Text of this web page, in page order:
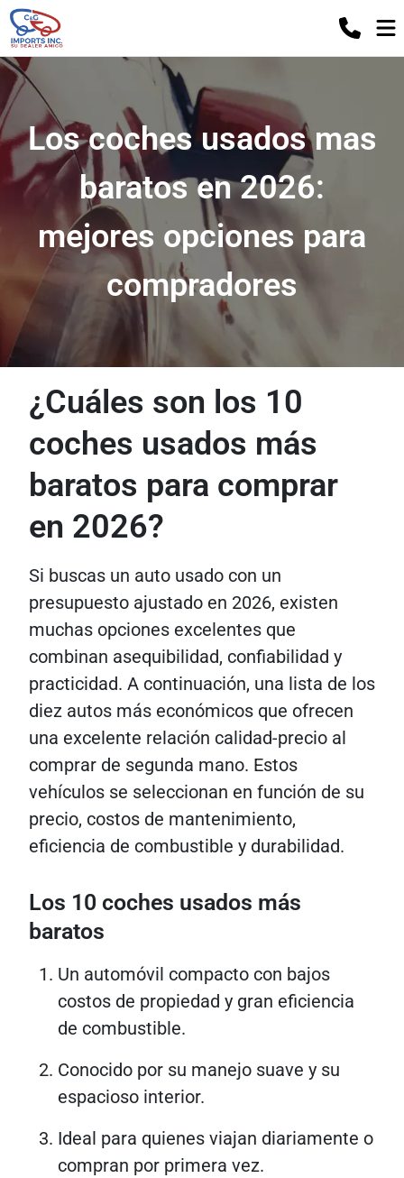
Los coches usados ​​mas
baratos en 2026:
mejores opciones para
compradores
¿Cuáles son los 10
coches usados ​​más
baratos para comprar
en 2026?
Si buscas un auto usado con un
presupuesto ajustado en 2026, existen
muchas opciones excelentes que
combinan asequibilidad, confiabilidad y
practicidad. A continuación, una lista de los
diez autos más económicos que ofrecen
una excelente relación calidad-precio al
comprar de segunda mano. Estos
vehículos se seleccionan en función de su
precio, costos de mantenimiento,
eficiencia de combustible y durabilidad.
Los 10 coches usados ​​más
baratos
Un automóvil compacto con bajos
costos de propiedad y gran eficiencia
de combustible.
Conocido por su manejo suave y su
espacioso interior.
Ideal para quienes viajan diariamente o
compran por primera vez.